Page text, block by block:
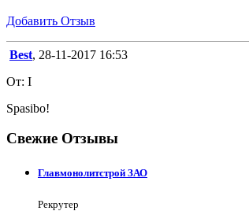
Добавить Отзыв
Best, 28-11-2017 16:53
От: I
Spasibo!
Свежие Отзывы
Главмонолитстрой ЗАО
Рекрутер